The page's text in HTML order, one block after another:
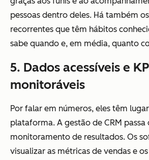
pessoas dentro deles. Há também
recorrentes que têm hábitos
sabe quando e, em média, quanto
5. Dados acessíveis e
monitoráveis
Por falar em números, eles têm
plataforma. A gestão de CRM
monitoramento de resultados. Os
visualizar as métricas de vendas e os